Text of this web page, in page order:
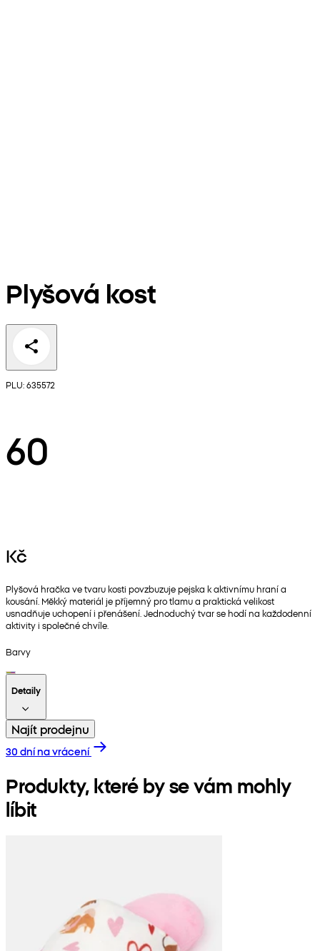
Plyšová kost
PLU: 635572
60
Kč
Plyšová hračka ve tvaru kosti povzbuzuje pejska k aktivnímu hraní a
kousání. Měkký materiál je příjemný pro tlamu a praktická velikost
usnadňuje uchopení i přenášení. Jednoduchý tvar se hodí na každodenní
aktivity i společné chvíle.
Barvy
Detaily
Najít prodejnu
30 dní na vrácení
Produkty, které by se vám mohly
líbit